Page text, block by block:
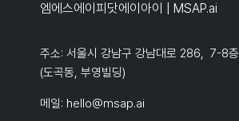
엠에스에이피닷에이아이 | MSAP.ai
주소: 서울시 강남구 강남대로 286, 7-8층
(도곡동, 부영빌딩)
메일: hello@msap.ai